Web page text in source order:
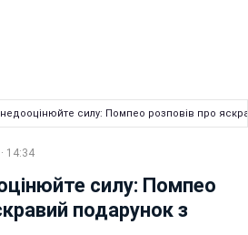
недооцінюйте силу: Помпео розповів про
14:34
силу: Помпео
подарунок з